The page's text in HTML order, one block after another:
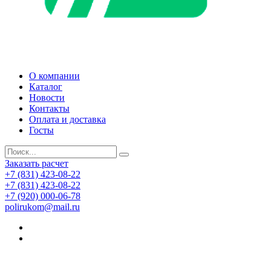
О компании
Каталог
Новости
Контакты
Оплата и доставка
Госты
Заказать расчет
+7 (831) 423-08-22
+7 (831) 423-08-22
+7 (920) 000-06-78
polirukom@mail.ru